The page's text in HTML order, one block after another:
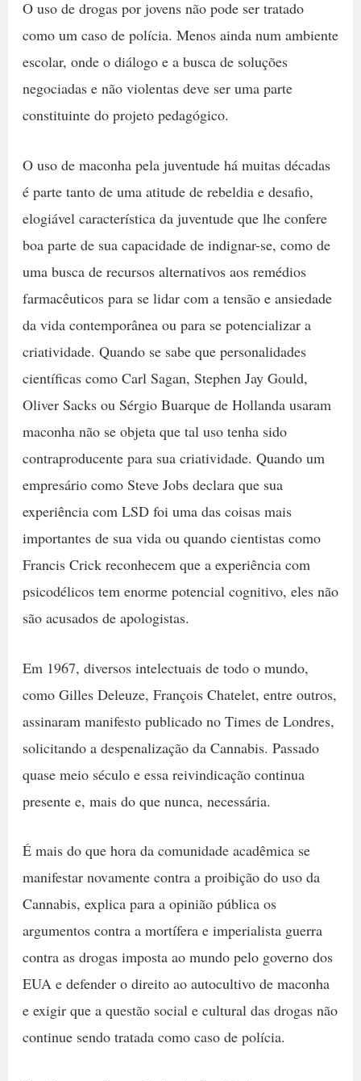
O uso de drogas por jovens não pode ser tratado
como um caso de polícia. Menos ainda num ambiente
escolar, onde o diálogo e a busca de soluções
negociadas e não violentas deve ser uma parte
constituinte do projeto pedagógico.
O uso de maconha pela juventude há muitas décadas
é parte tanto de uma atitude de rebeldia e desafio,
elogiável característica da juventude que lhe confere
boa parte de sua capacidade de indignar-se, como de
uma busca de recursos alternativos aos remédios
farmacêuticos para se lidar com a tensão e ansiedade
da vida contemporânea ou para se potencializar a
criatividade. Quando se sabe que personalidades
científicas como Carl Sagan, Stephen Jay Gould,
Oliver Sacks ou Sérgio Buarque de Hollanda usaram
maconha não se objeta que tal uso tenha sido
contraproducente para sua criatividade. Quando um
empresário como Steve Jobs declara que sua
experiência com LSD foi uma das coisas mais
importantes de sua vida ou quando cientistas como
Francis Crick reconhecem que a experiência com
psicodélicos tem enorme potencial cognitivo, eles não
são acusados de apologistas.
Em 1967, diversos intelectuais de todo o mundo,
como Gilles Deleuze, François Chatelet, entre outros,
assinaram manifesto publicado no Times de Londres,
solicitando a despenalização da Cannabis. Passado
quase meio século e essa reivindicação continua
presente e, mais do que nunca, necessária.
É mais do que hora da comunidade acadêmica se
manifestar novamente contra a proibição do uso da
Cannabis, explica para a opinião pública os
argumentos contra a mortífera e imperialista guerra
contra as drogas imposta ao mundo pelo governo dos
EUA e defender o direito ao autocultivo de maconha
e exigir que a questão social e cultural das drogas não
continue sendo tratada como caso de polícia.